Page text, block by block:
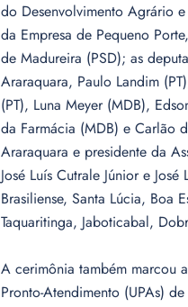
do Desenvolvimento Agrário
da Empresa de Pequeno
de Madureira (PSD); as
Araraquara, Paulo Landim
(PT), Luna Meyer (MDB),
da Farmácia (MDB) e Carlão
Araraquara e presidente da
José Luís Cutrale Júnior e
Brasiliense, Santa Lúcia, Boa
Taquaritinga, Jaboticabal,
A cerimônia também marcou
Pronto-Atendimento (UPAs)